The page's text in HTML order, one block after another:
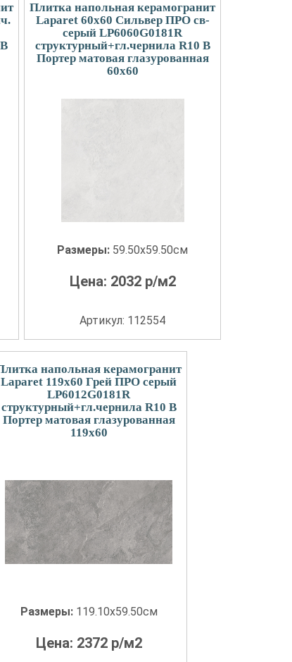
Плитка напольная керамогранит
Laparet 60x60 Сильвер ПРО св-
серый LP6060G0181R
структурный+гл.чернила R10 B
Портер матовая глазурованная
60x60
Размеры: 59.50x59.50см
Цена: 2032р/м2
Артикул: 112554
напольная керамогранит
Laparet 119x60 Грей ПРО серый
LP6012G0181R
структурный+гл.чернила R10 B
Портер матовая глазурованная
119x60
Размеры: 119.10x59.50см
Цена: 2372р/м2